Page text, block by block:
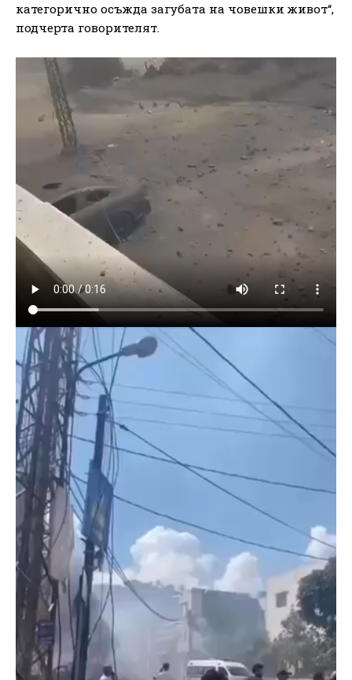
категорично осъжда загубата на човешки живот“,
подчерта говорителят.